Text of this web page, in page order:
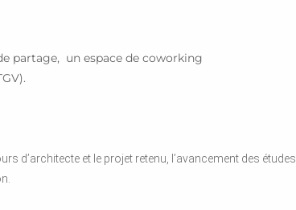
partage, un espace de coworking
d’architecte et le projet retenu, l’avancement des études